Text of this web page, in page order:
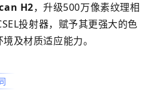
H2，升级500万像素纹理相
投射器，赋予其更强大的色
及材质适应能力。